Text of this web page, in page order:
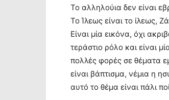
Το αλληλούια δεν είναι
Το Ίλεως είναι το ίλεως,
Είναι μία εικόνα, όχι
τεράστιο ρόλο και είναι
πολλές φορές σε θέματα
είναι βάπτισμα, νέμια η
αυτό το θέμα είναι πάλι